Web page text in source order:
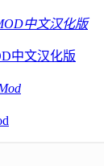
中文汉化版